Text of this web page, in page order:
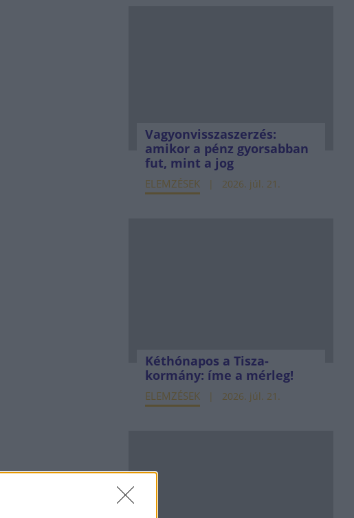
Vagyonvisszaszerzés:
amikor a pénz gyorsabban
fut, mint a jog
ELEMZÉSEK 2026. júl. 21.
Kéthónapos a Tisza-
kormány: íme a mérleg!
ELEMZÉSEK 2026. júl. 21.